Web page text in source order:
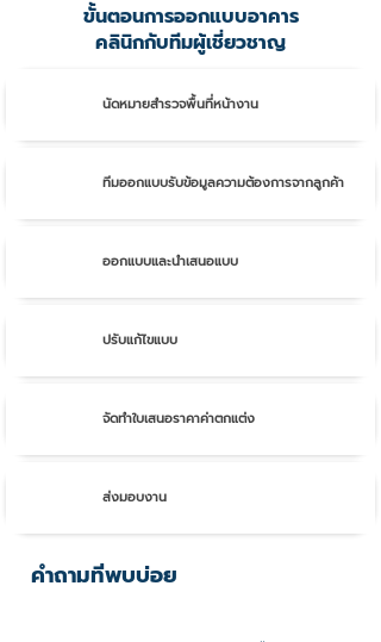
ขั้นตอนการออกแบบอาคาร
คลินิกกับทีมผู้เชี่ยวชาญ
นัดหมายสำรวจพื้นที่หน้างาน
ทีมออกแบบรับข้อมูลความต้องการจากลูกค้า
ออกแบบและนำเสนอแบบ
ปรับแก้ไขแบบ
จัดทำใบเสนอราคาค่าตกแต่ง
ส่งมอบงาน
คำถามที่พบบ่อย